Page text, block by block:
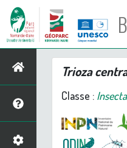
Trioza
Classe : Insecta